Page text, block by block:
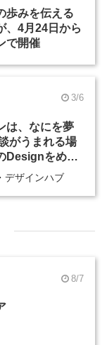
歩みを伝える
、4月24日から
で開催
3/6
は、なにを夢
がうまれる場
Designをめぐ
デザインハブ
8/7